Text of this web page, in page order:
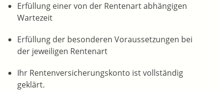
Erfüllung einer von der Rentenart abhängigen
Wartezeit
Erfüllung der besonderen Voraussetzungen bei
der jeweiligen Rentenart
Ihr Rentenversicherungskonto ist vollständig
geklärt.